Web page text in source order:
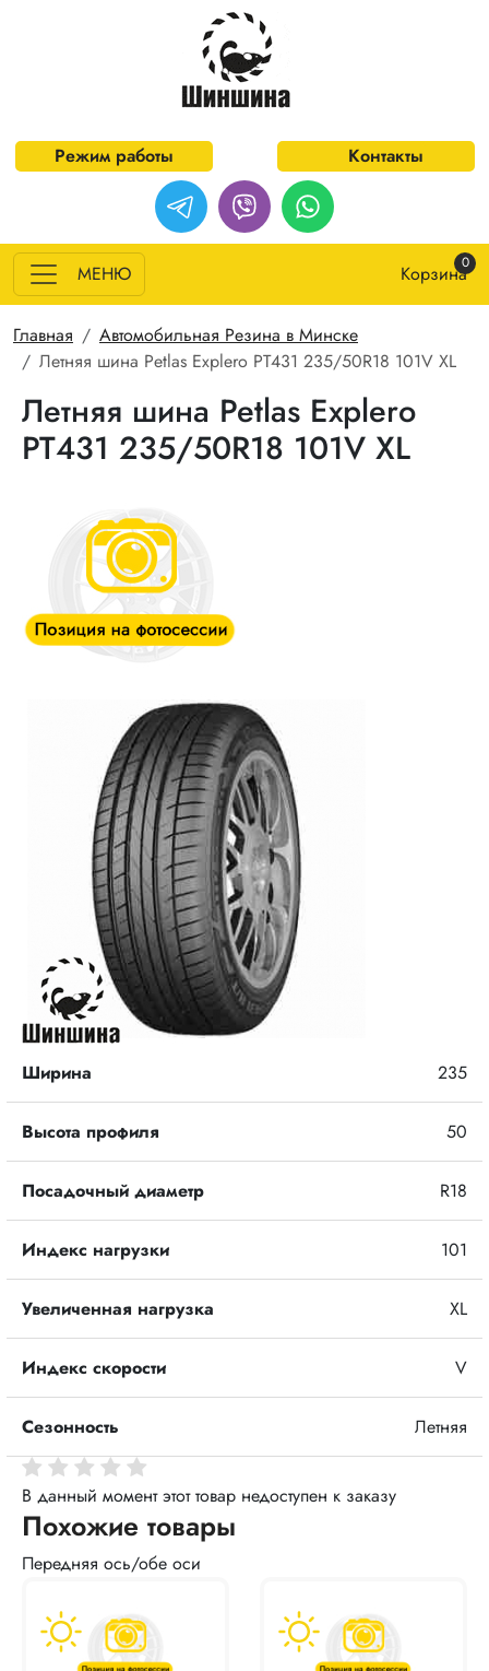
Перейти к основному содержанию
Режим работы Контакты
МЕНЮ Корзина0
Строка навигации
Главная
Автомобильная Резина в Минске
Летняя шина Petlas Explero PT431 235/50R18 101V XL
Летняя шина Petlas Explero
PT431 235/50R18 101V XL
Ширина 235
Высота профиля 50
Посадочный диаметр R18
Индекс нагрузки 101
Увеличенная нагрузка XL
Индекс скорости V
Сезонность Летняя
В данный момент этот товар недоступен к заказу
Похожие товары
Передняя ось/обе оси